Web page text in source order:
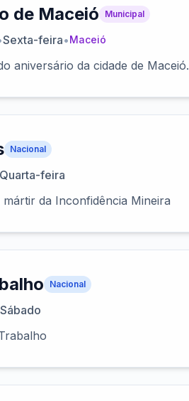
de Maceió Municipal
Sexta-feira•Maceió
aniversário da cidade de Maceió.
Nacional
Quarta-feira
mártir da Inconfidência Mineira
Nacional
Sábado